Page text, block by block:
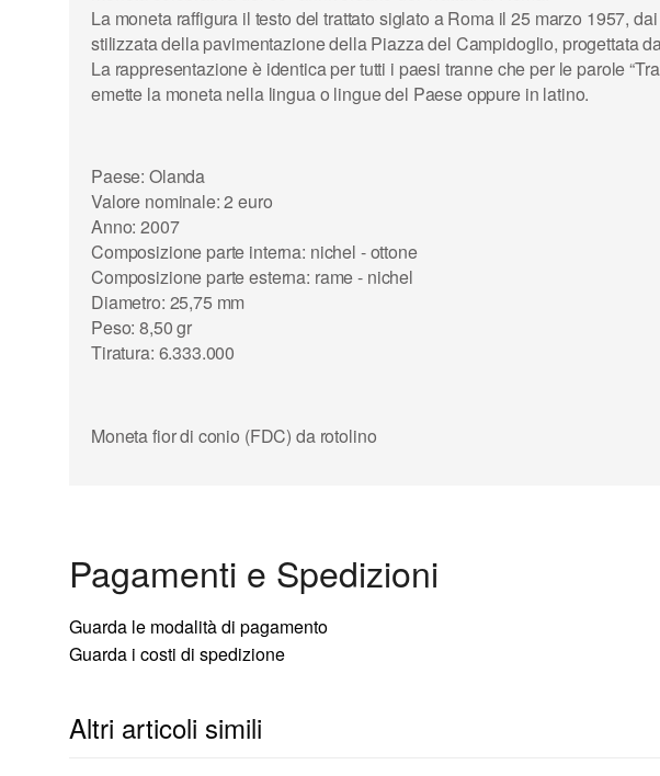
La moneta raffigura il testo del trattato siglato a Roma il 25 marzo 1957,
stilizzata della pavimentazione della Piazza del Campidoglio, progettata
La rappresentazione è identica per tutti i paesi tranne che per le parole
emette la moneta nella lingua o lingue del Paese oppure in latino.
Paese: Olanda
Valore nominale: 2 euro
Anno: 2007
Composizione parte interna: nichel - ottone
Composizione parte esterna: rame - nichel
Diametro: 25,75 mm
Peso: 8,50 gr
Tiratura: 6.333.000
Moneta fior di conio (FDC) da rotolino
Pagamenti e Spedizioni
Guarda le modalità di pagamento
Guarda i costi di spedizione
Altri articoli simili